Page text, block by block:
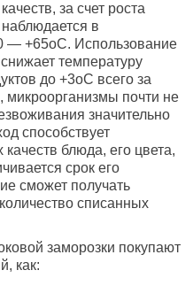
за счет роста
в
— +65оС. Использование
температуру
до +3оС всего за
микроорганизмы почти не
значительно
способствует
блюда, его цвета,
срок его
сможет получать
списанных
заморозки покупают
как: